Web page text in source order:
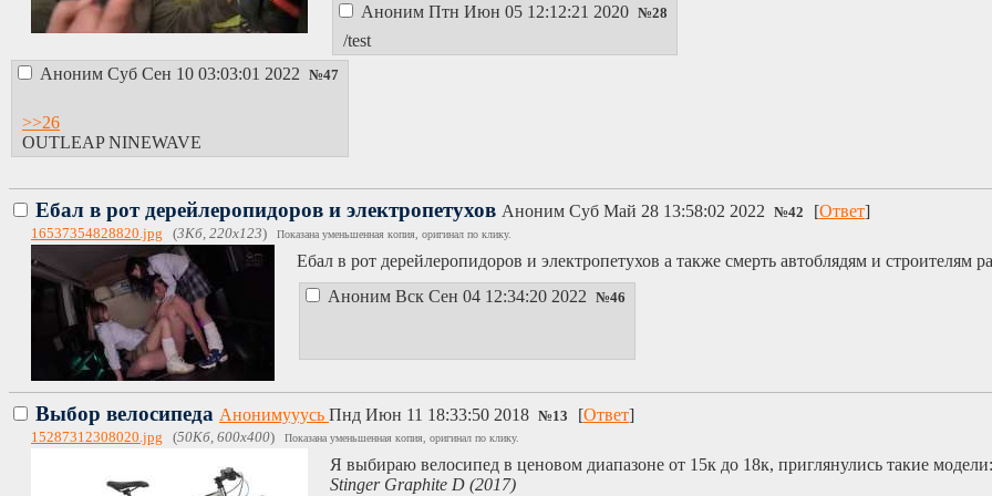
Аноним Птн Июн 05 12:12:21 2020 №28
/test
Аноним Суб Сен 10 03:03:01 2022 №47
>>26
OUTLEAP NINEWAVE
Ебал в рот дерейлеропидоров и электропетухов Аноним Суб Май 28 13:58:02 2022 №42 [Ответ]
16537354828820.jpg (3Кб, 220x123) Показана уменьшенная копия, оригинал по клику.
Ебал в рот дерейлеропидоров и электропетухов а также смерть автоблядям и строителям
Аноним Вск Сен 04 12:34:20 2022 №46
Выбор велосипеда Анонимууусь Пнд Июн 11 18:33:50 2018 №13 [Ответ]
15287312308020.jpg (50Кб, 600x400) Показана уменьшенная копия, оригинал по клику.
Я выбираю велосипед в ценовом диапазоне от 15к до 18к, приглянулись такие модели:
Stinger Graphite D (2017)